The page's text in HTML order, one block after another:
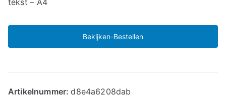
Bekijken-Bestellen
Artikelnummer:d8e4a6208dab